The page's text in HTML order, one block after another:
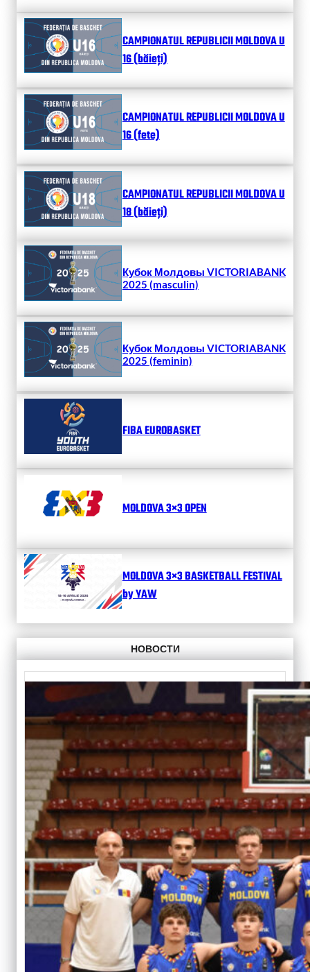
CAMPIONATUL REPUBLICII MOLDOVA U
16 (băieți)
CAMPIONATUL REPUBLICII MOLDOVA U
16 (fete)
CAMPIONATUL REPUBLICII MOLDOVA U
18 (băieți)
Кубок Молдовы VICTORIABANK
2025 (masculin)
Кубок Молдовы VICTORIABANK
2025 (feminin)
FIBA EUROBASKET
MOLDOVA 3×3 OPEN
MOLDOVA 3×3 BASKETBALL FESTIVAL
by YAW
НОВОСТИ